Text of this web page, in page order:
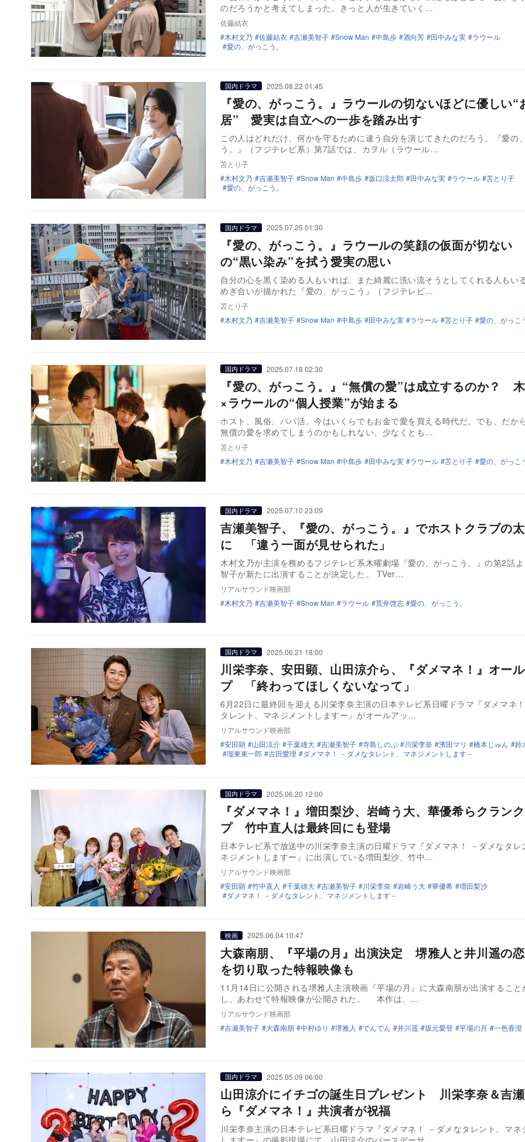
のだろうかと考えてしまった。きっと人が生きていく…
佐藤結衣
木村文乃
佐藤結衣 吉瀬美智子 Snow Man 中島歩 酒向芳 田中みな実
ラウール
愛の、がっこう。
国内ドラマ 2025.08.22 01:45
『愛の、がっこう。』ラウールの切ないほどに優しい“
居” 愛実は自立への一歩を踏み出す
この人はどれだけ、何かを守るために違う自分を演じてきたのだろう。『愛の
う。』（フジテレビ系）第7話では、カヲル（ラウール…
苫とり子
木村文乃
吉瀬美智子 Snow Man 中島歩 坂口涼太郎 田中みな実 ラウール
苫とり子
愛の、がっこう。
国内ドラマ 2025.07.25 01:30
『愛の、がっこう。』ラウールの笑顔の仮面が切な
の“黒い染み”を拭う愛実の思い
自分の心を黒く染める人もいれば、また綺麗に洗い流そうとしてくれる人もい
めぎ合いが描かれた『愛の、がっこう』（フジテレビ…
苫とり子
木村文乃
吉瀬美智子 Snow Man 中島歩 田中みな実 ラウール 苫とり子 愛の、がっこ
国内ドラマ 2025.07.18 02:30
『愛の、がっこう。』“無償の愛”は成立するのか？
×ラウールの“個人授業”が始まる
ホスト、風俗、パパ活。今はいくらでもお金で愛を買える時代だ。でも、だか
無償の愛を求めてしまうのかもしれない。少なくとも…
苫とり子
木村文乃
吉瀬美智子 Snow Man 中島歩 田中みな実 ラウール 苫とり子 愛の、がっこ
国内ドラマ 2025.07.10 23:09
吉瀬美智子、『愛の、がっこう。』でホストクラブの
に 「違う一面が見せられた」
木村文乃が主演を務めるフジテレビ系木曜劇場『愛の、がっこう。』の第2話
智子が新たに出演することが決定した。 TVer…
リアルサウンド映画部
木村文乃
吉瀬美智子 Snow Man ラウール 荒井啓志 愛の、がっこう。
国内ドラマ 2025.06.21 18:00
川栄李奈、安田顕、山田涼介ら、『ダメマネ！』オー
プ 「終わってほしくないなって」
6月22日に最終回を迎える川栄李奈主演の日本テレビ系日曜ドラマ『ダメマネ
タレント、マネジメントしますー』がオールアッ…
リアルサウンド映画部
安田顕
山田涼介 千葉雄大 吉瀬美智子 寺島しのぶ 川栄李奈 濱田マリ 橋本じゅん
鈴
瑠東東一郎
古田愛理 ダメマネ！ －ダメなタレント、マネジメントします－
国内ドラマ 2025.06.20 12:00
『ダメマネ！』増田梨沙、岩崎う大、華優希らクラン
プ 竹中直人は最終回にも登場
日本テレビ系で放送中の川栄李奈主演の日曜ドラマ『ダメマネ！ －ダメなタレ
ネジメントしますー』に出演している増田梨沙、竹中…
リアルサウンド映画部
安田顕
竹中直人 千葉雄大 吉瀬美智子 川栄李奈 岩崎う大 華優希
増田梨沙
ダメマネ！ －ダメなタレント、マネジメントします－
映画 2025.06.04 10:47
大森南朋、『平場の月』出演決定 堺雅人と井川遥の
を切り取った特報映像も
11月14日に公開される堺雅人主演映画『平場の月』に大森南朋が出演すること
し、あわせて特報映像が公開された。 本作は、…
リアルサウンド映画部
吉瀬美智子
大森南朋 中村ゆり 堺雅人 でんでん 井川遥 坂元愛登 平場の月 一色香澄
国内ドラマ 2025.05.09 06:00
山田涼介にイチゴの誕生日プレゼント 川栄李奈＆吉
ら『ダメマネ！』共演者が祝福
川栄李奈主演の日本テレビ系日曜ドラマ『ダメマネ！ －ダメなタレント、マネ